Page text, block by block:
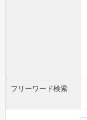
フリーワード検索